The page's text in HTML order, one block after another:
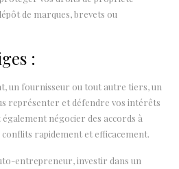
de marques, brevets ou
:
un fournisseur ou tout autre tiers, un
représenter et défendre vos intérêts
négocier des accords à
conflits rapidement et efficacement.
entrepreneur, investir dans un